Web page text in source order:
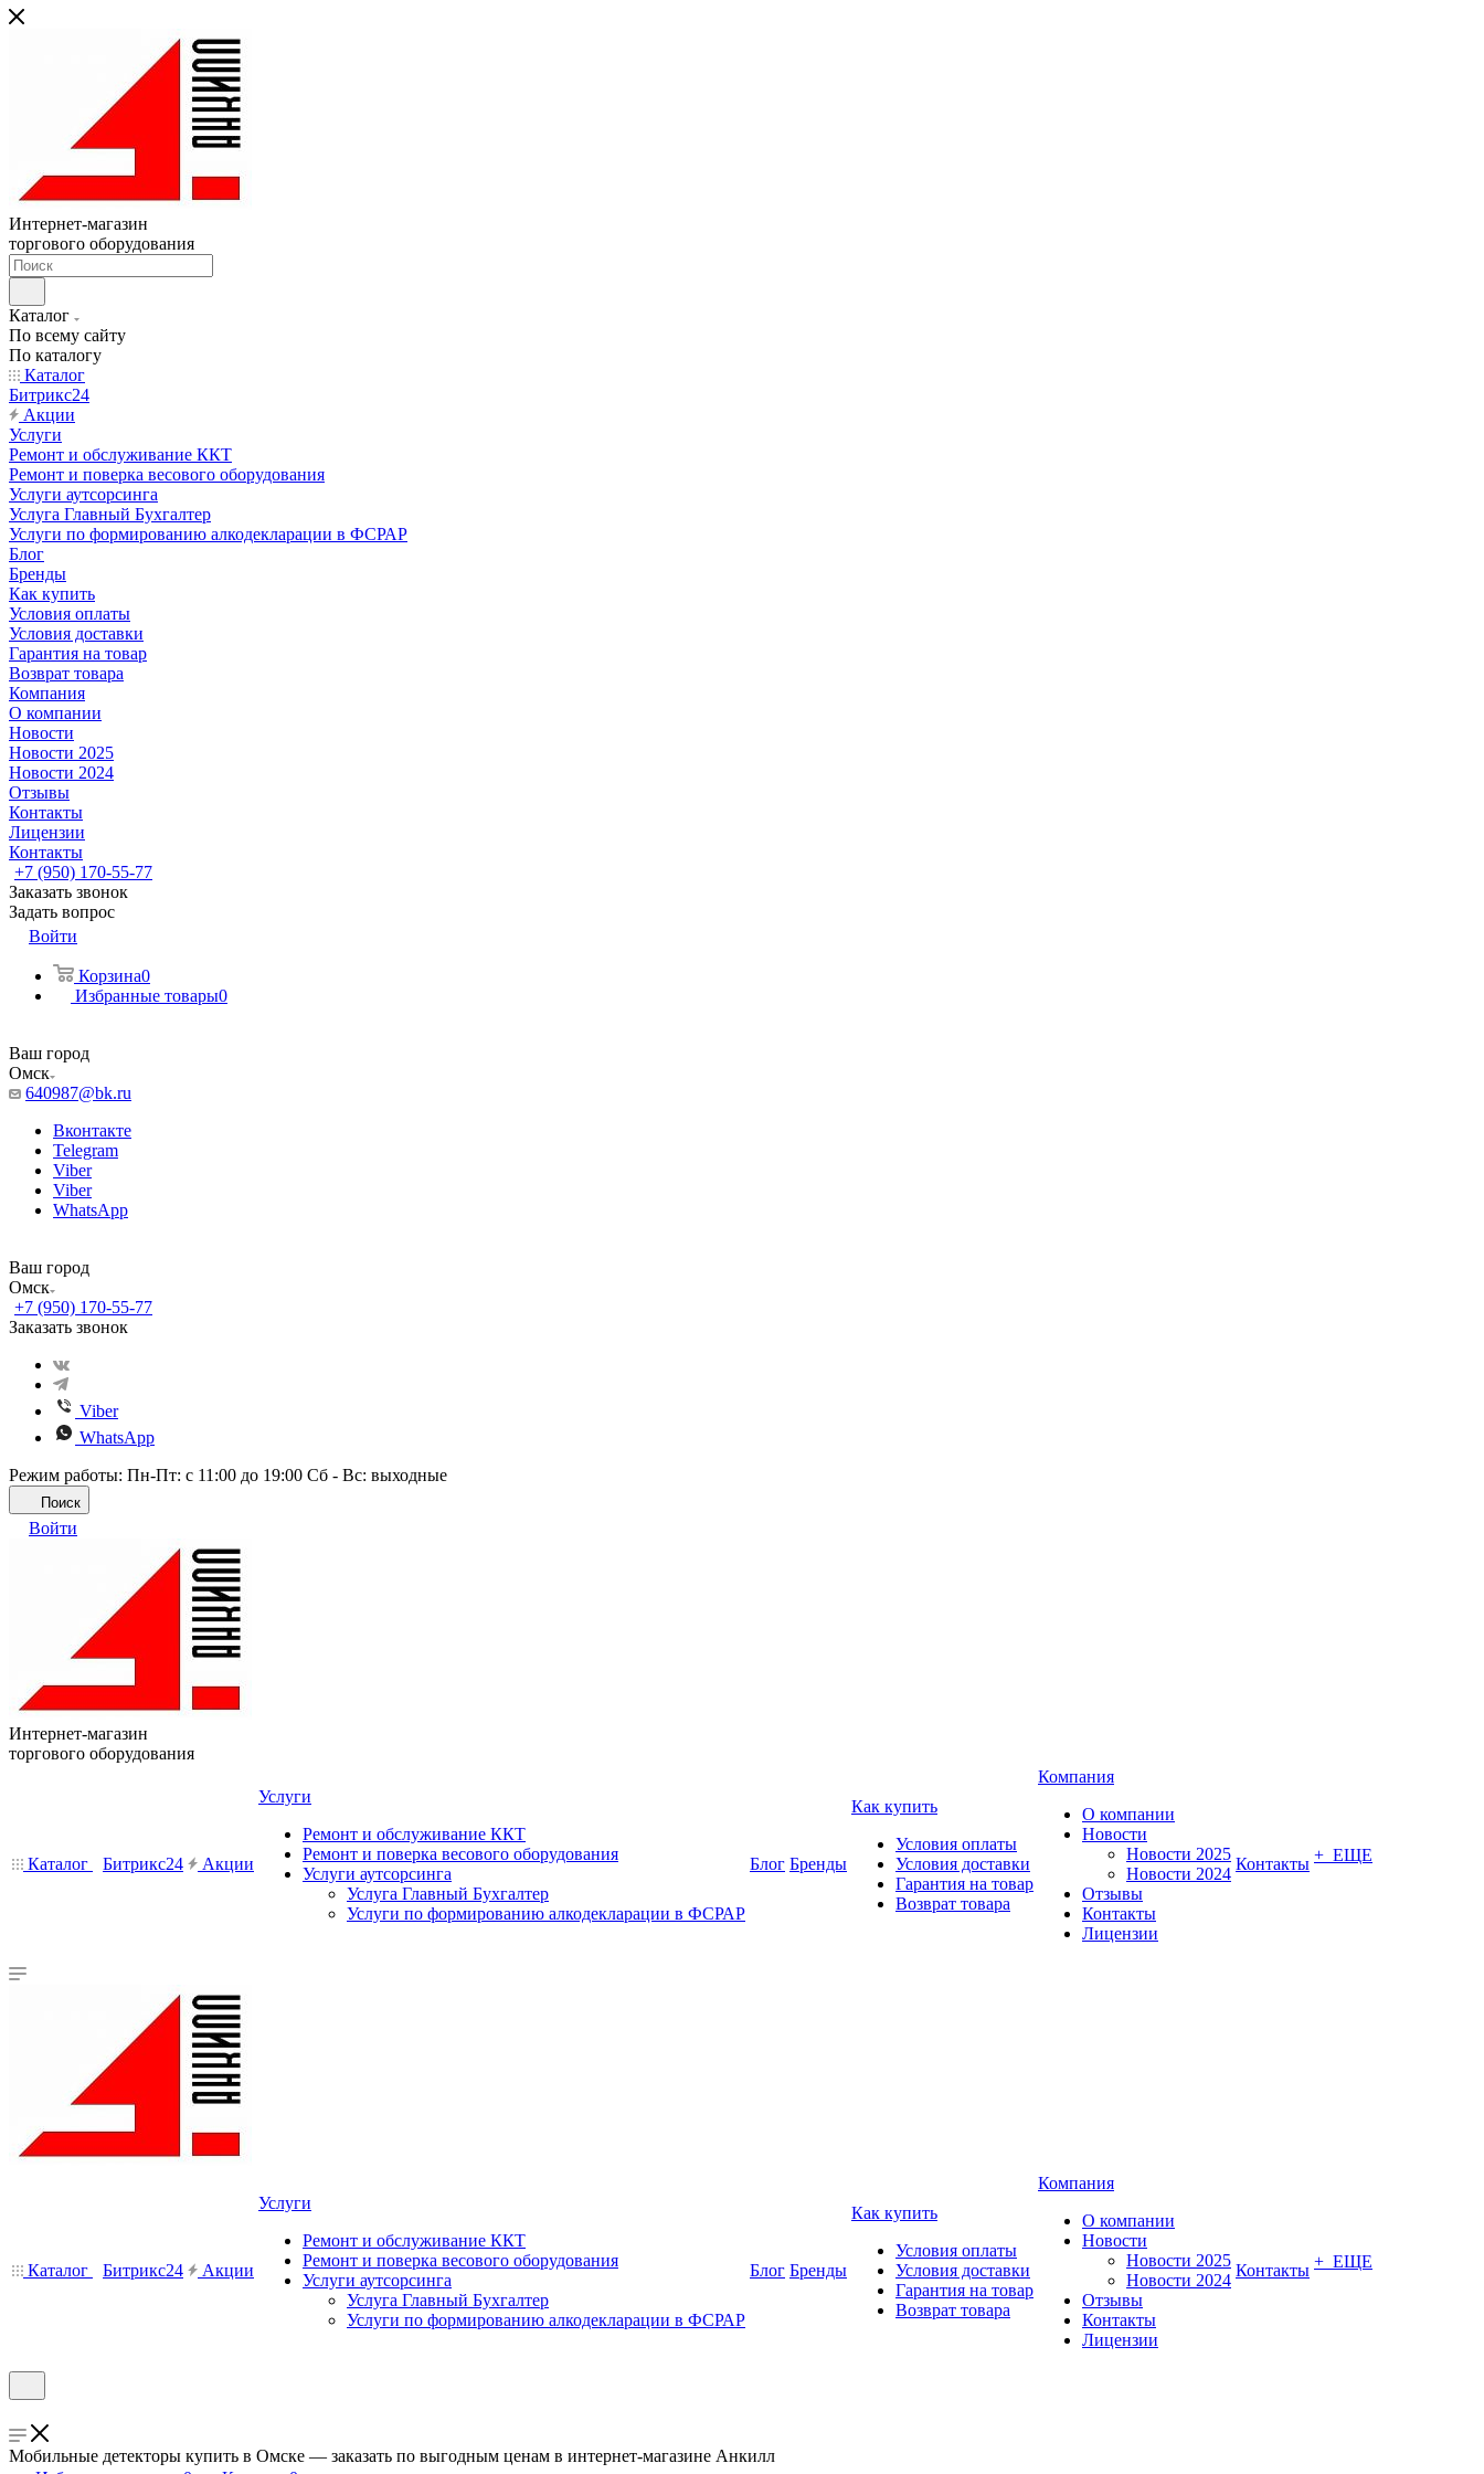
Интернет-магазин
торгового оборудования
Каталог
По всему сайту
По каталогу
Каталог
Битрикс24
Акции
Услуги
Ремонт и обслуживание ККТ
Ремонт и поверка весового оборудования
Услуги аутсорсинга
Услуга Главный Бухгалтер
Услуги по формированию алкодекларации в ФСРАР
Блог
Бренды
Как купить
Условия оплаты
Условия доставки
Гарантия на товар
Возврат товара
Компания
О компании
Новости
Новости 2025
Новости 2024
Отзывы
Контакты
Лицензии
Контакты
+7 (950) 170-55-77
Заказать звонок
Задать вопрос
Войти
Корзина0
Избранные товары0
Ваш город
Омск
640987@bk.ru
Вконтакте
Telegram
Viber
Viber
WhatsApp
Ваш город
Омск
+7 (950) 170-55-77
Заказать звонок
Viber
WhatsApp
Режим работы: Пн-Пт: с 11:00 до 19:00 Сб - Вс: выходные
Поиск
Войти
Интернет-магазин
торгового оборудования
Каталог Битрикс24 Акции
Услуги
Ремонт и обслуживание ККТ
Ремонт и поверка весового оборудования
Услуги аутсорсинга
Услуга Главный Бухгалтер
Услуги по формированию алкодекларации в ФСРАР
Блог Бренды
Как купить
Условия оплаты
Условия доставки
Гарантия на товар
Возврат товара
Компания
О компании
Новости
Новости 2025
Новости 2024
Отзывы
Контакты
Лицензии
Контакты + ЕЩЕ
Каталог Битрикс24 Акции
Услуги
Ремонт и обслуживание ККТ
Ремонт и поверка весового оборудования
Услуги аутсорсинга
Услуга Главный Бухгалтер
Услуги по формированию алкодекларации в ФСРАР
Блог Бренды
Как купить
Условия оплаты
Условия доставки
Гарантия на товар
Возврат товара
Компания
О компании
Новости
Новости 2025
Новости 2024
Отзывы
Контакты
Лицензии
Контакты + ЕЩЕ
Мобильные детекторы купить в Омске — заказать по выгодным ценам в интернет-магазине Анкилл